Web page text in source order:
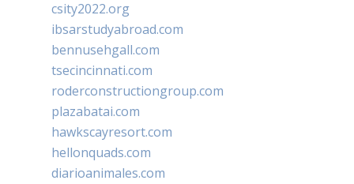
csity2022.org
ibsarstudyabroad.com
bennusehgall.com
tsecincinnati.com
roderconstructiongroup.com
plazabatai.com
hawkscayresort.com
hellonquads.com
diarioanimales.com